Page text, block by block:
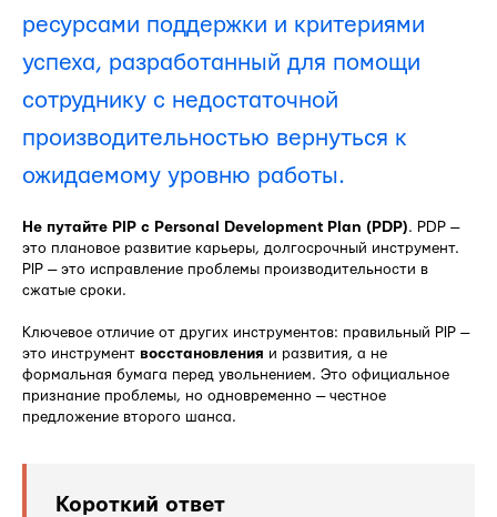
ресурсами поддержки и критериями
успеха, разработанный для помощи
сотруднику с недостаточной
производительностью вернуться к
ожидаемому уровню работы.
Не путайте PIP с Personal Development Plan (PDP). PDP —
это плановое развитие карьеры, долгосрочный инструмент.
PIP — это исправление проблемы производительности в
сжатые сроки.
Ключевое отличие от других инструментов: правильный PIP —
это инструмент восстановления и развития, а не
формальная бумага перед увольнением. Это официальное
признание проблемы, но одновременно — честное
предложение второго шанса.
Короткий ответ